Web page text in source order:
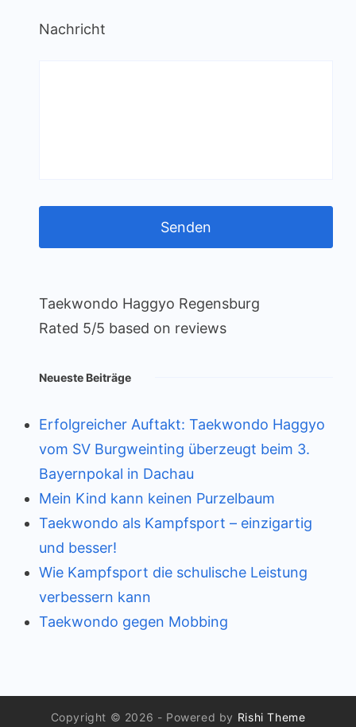
Nachricht
Taekwondo Haggyo Regensburg
Rated 5/5 based on reviews
Neueste Beiträge
Erfolgreicher Auftakt: Taekwondo Haggyo
vom SV Burgweinting überzeugt beim 3.
Bayernpokal in Dachau
Mein Kind kann keinen Purzelbaum
Taekwondo als Kampfsport – einzigartig
und besser!
Wie Kampfsport die schulische Leistung
verbessern kann
Taekwondo gegen Mobbing
Copyright © 2026 - Powered by Rishi Theme